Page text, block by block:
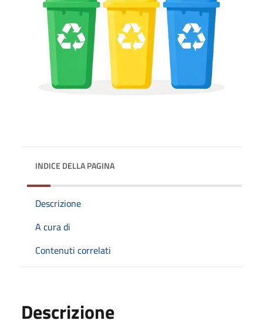
INDICE DELLA PAGINA
Descrizione
A cura di
Contenuti correlati
Descrizione